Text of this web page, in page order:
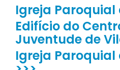
Igreja Paroquial
Edifício do
Juventude de
Igreja Paroquial